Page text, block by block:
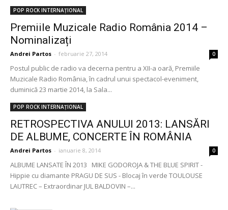
POP ROCK INTERNAȚIONAL
Premiile Muzicale Radio România 2014 –
Nominalizați
Andrei Partos - februarie 27, 2014 0
Postul public de radio va decerna pentru a XII-a oară, Premiile
Muzicale Radio România, în cadrul unui spectacol-eveniment,
duminică 23 martie 2014, la Sala...
POP ROCK INTERNAȚIONAL
RETROSPECTIVA ANULUI 2013: LANSĂRI
DE ALBUME, CONCERTE ÎN ROMÂNIA
Andrei Partos - ianuarie 8, 2014 0
ALBUME LANSATE ÎN 2013 MIKE GODOROJA & THE BLUE SPIRIT -
Hippie cu diamante PRAGU DE SUS - Blocaj în verde TOULOUSE
LAUTREC – Extraordinar JUL BALDOVIN –...